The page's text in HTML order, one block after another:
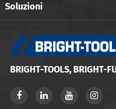
Soluzioni
BRIGHT-TOOLS, BRIGHT-